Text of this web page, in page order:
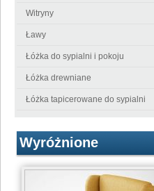
Witryny
Ławy
Łóżka do sypialni i pokoju
Łóżka drewniane
Łóżka tapicerowane do sypialni
Wyróżnione